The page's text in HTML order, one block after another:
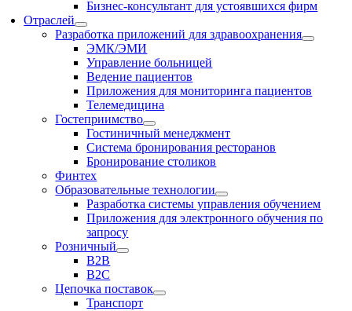
Бизнес-консультант для устоявшихся фирм
Отраслей
Разработка приложений для здравоохранения
ЭМК/ЭМИ
Управление больницей
Ведение пациентов
Приложения для мониторинга пациентов
Телемедицина
Гостеприимство
Гостиничный менеджмент
Система бронирования ресторанов
Бронирование столиков
Финтех
Образовательные технологии
Разработка системы управления обучением
Приложения для электронного обучения по
запросу
Розничный
В2В
В2С
Цепочка поставок
Транспорт